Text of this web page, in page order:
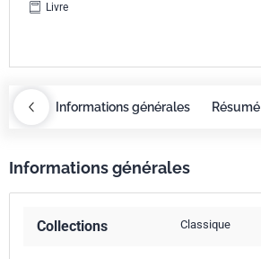
Livre
Informations générales Résumé
Informations générales
Collections Classique